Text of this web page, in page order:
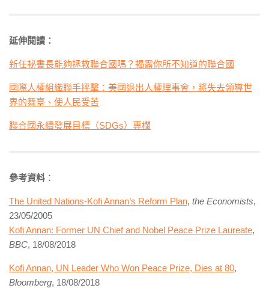
延伸閱讀：
新任祕書長能夠拯救聯合國嗎？揭露你所不知道的聯合國
國際人權組織聯手抨擊：美國退出人權理事會，將失去領導世
界的舞臺、使人民受苦
聯合國永續發展目標（SDGs）專欄
參考資料 ：
The United Nations-Kofi Annan’s Reform Plan, the Economists,
23/05/2005
Kofi Annan: Former UN Chief and Nobel Peace Prize Laureate,
BBC, 18/08/2018
Kofi Annan, UN Leader Who Won Peace Prize, Dies at 80,
Bloomberg, 18/08/2018